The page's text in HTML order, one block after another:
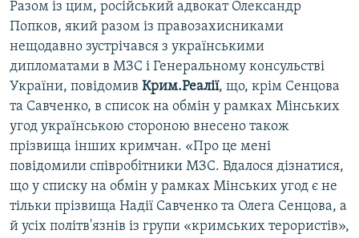
Разом із цим, російський адвокат Олександр
Попков, який разом із правозахисниками
нещодавно зустрічався з українськими
дипломатами в МЗС і Генеральному консульстві
України, повідомив Крим.Реалії, що, крім Сенцова
та Савченко, в список на обмін у рамках Мінських
угод українською стороною внесено також
прізвища інших кримчан. «Про це мені
повідомили співробітники МЗС. Вдалося дізнатися,
що у списку на обмін у рамках Мінських угод є не
тільки прізвища Надії Савченко та Олега Сенцова, а
й усіх політв'язнів із групи «кримських терористів»,